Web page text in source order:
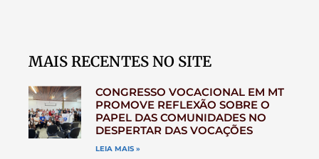
MAIS RECENTES NO SITE
CONGRESSO VOCACIONAL EM MT
PROMOVE REFLEXÃO SOBRE O
PAPEL DAS COMUNIDADES NO
DESPERTAR DAS VOCAÇÕES
LEIA MAIS »